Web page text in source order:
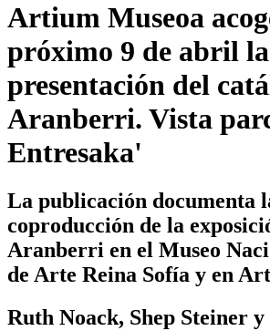
Artium Museoa
próximo 9 de abril la
presentación del
Aranberri. Vista
Entresaka'
La publicación documenta
coproducción de la
Aranberri en el Museo
de Arte Reina Sofía y en
Ruth Noack, Shep Steiner